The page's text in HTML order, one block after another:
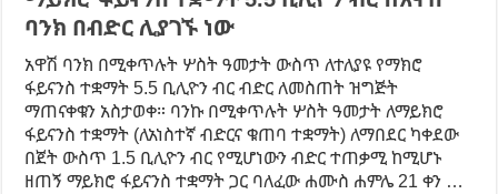
ባንክ በብድር ሊያገኙ ነው
አዋሽ ባንክ በሚቀጥሉት ሦስት ዓመታት ውስጥ ለተለያዩ የማክሮ
ፋይናንስ ተቋማት 5.5 ቢሊዮን ብር ብድር ለመስጠት ዝግጅት
ማጠናቀቁን አስታወቀ። ባንኩ በሚቀጥሉት ሦስት ዓመታት ለማይክሮ
ፋይናንስ ተቋማት (ለአነስተኛ ብድርና ቁጠባ ተቋማት) ለማበደር ካቀደው
በጀት ውስጥ 1.5 ቢሊዮን ብር የሚሆነውን ብድር ተጠቃሚ ከሚሆኑ
ዘጠኝ ማይክሮ ፋይናንስ ተቋማት ጋር ባለፈው ሐሙስ ሐምሌ 21 ቀን …